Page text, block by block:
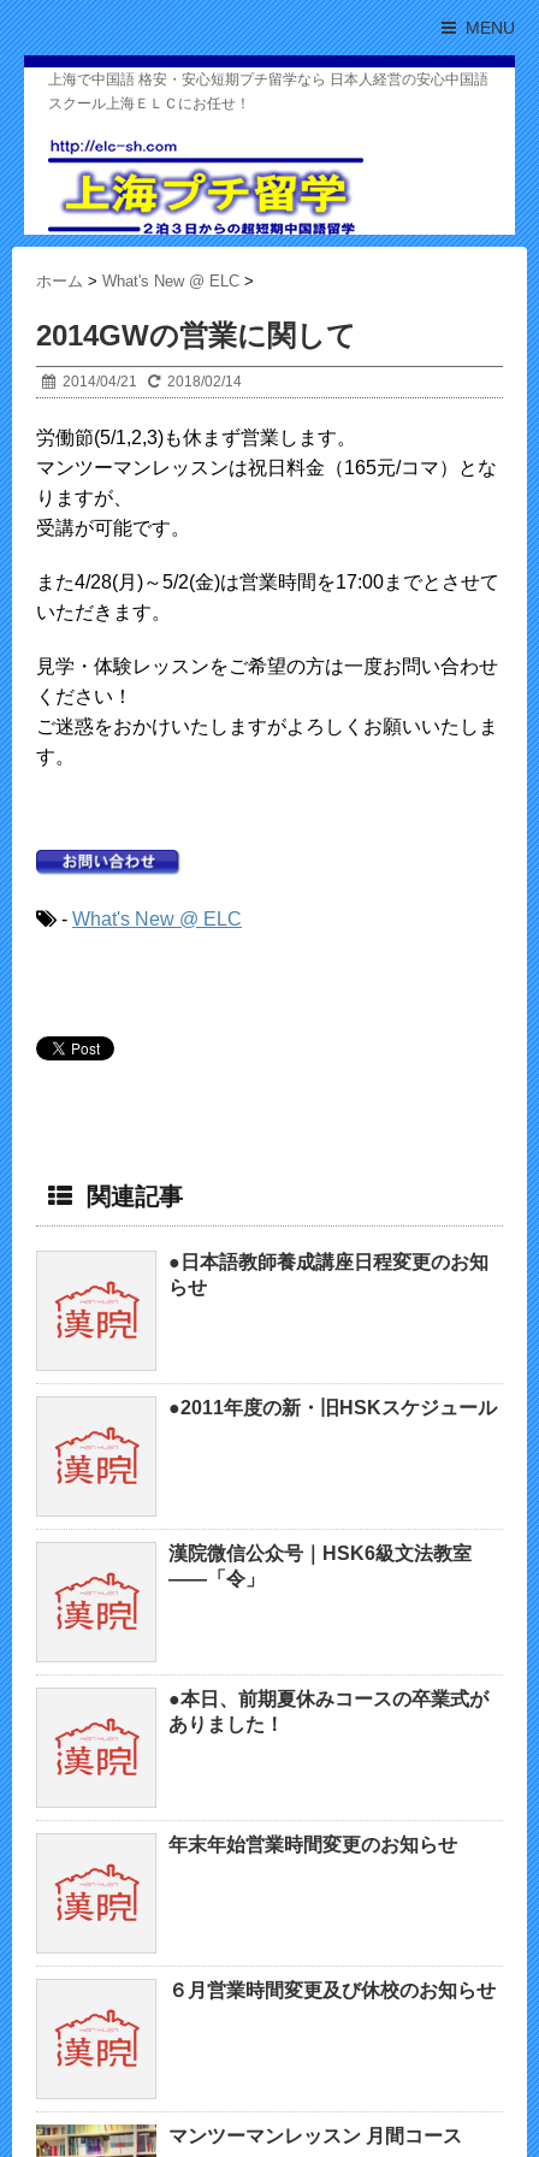
MENU
上海で中国語 格安・安心短期プチ留学なら 日本人経営の安心中国語
スクール上海ＥＬＣにお任せ！
ホーム > What's New @ ELC >
2014GWの営業に関して
2014/04/21 2018/02/14
労働節(5/1,2,3)も休まず営業します。
マンツーマンレッスンは祝日料金（165元/コマ）とな
りますが、
受講が可能です。
また4/28(月)～5/2(金)は営業時間を17:00までとさせて
いただきます。
見学・体験レッスンをご希望の方は一度お問い合わせ
ください！
ご迷惑をおかけいたしますがよろしくお願いいたしま
す。
- What's New @ ELC
関連記事
●日本語教師養成講座日程変更のお知
らせ
●2011年度の新・旧HSKスケジュール
漢院微信公众号｜HSK6級文法教室
——「令」
●本日、前期夏休みコースの卒業式が
ありました！
年末年始営業時間変更のお知らせ
６月営業時間変更及び休校のお知らせ
マンツーマンレッスン 月間コース